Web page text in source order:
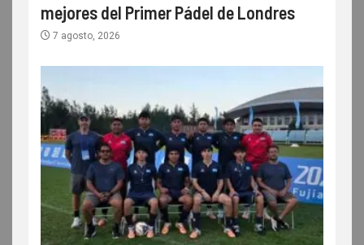
mejores del Primer Pádel de Londres
7 agosto, 2026